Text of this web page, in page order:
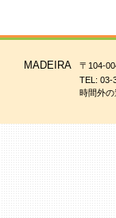
MADEIRA
〒104-
TEL: 03-
時間外